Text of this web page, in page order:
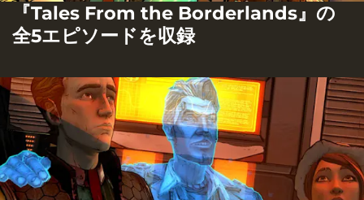
『Tales From the Borderlands』の
全5エピソードを収録